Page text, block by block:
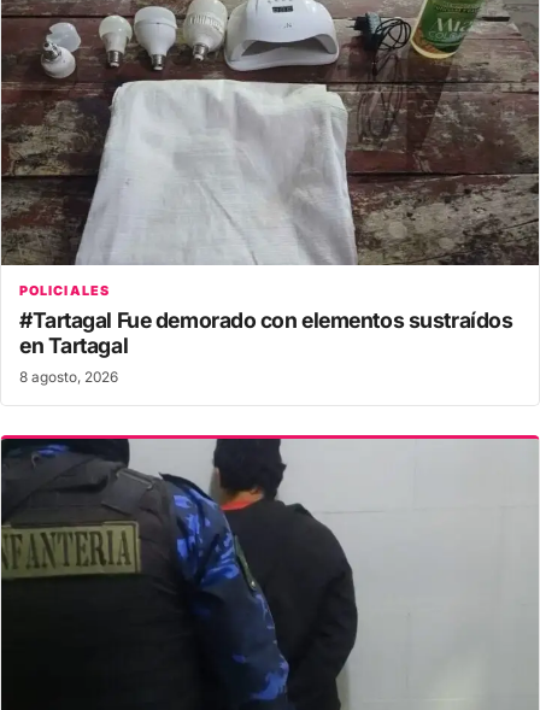
POLICIALES
#Tartagal Fue demorado con elementos sustraídos
en Tartagal
8 agosto, 2026